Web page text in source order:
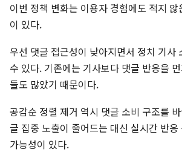
이번 정책 변화는 이용자 경험에도 적지
이 있다.
우선 댓글 접근성이 낮아지면서 정치 기사
수 있다. 기존에는 기사보다 댓글 반응을
들도 많았기 때문이다.
공감순 정렬 제거 역시 댓글 소비 구조를
글 집중 노출이 줄어드는 대신 실시간 반
가능성이 있다.